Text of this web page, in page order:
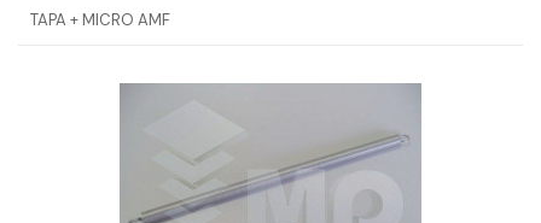
TAPA + MICRO AMF